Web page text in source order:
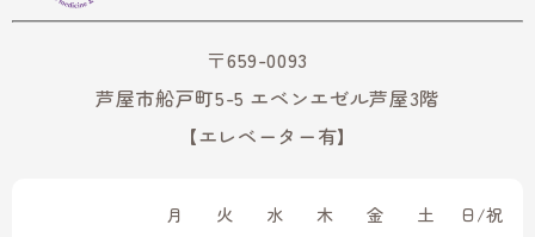
〒659-0093
芦屋市船戸町5-5 エベンエゼル芦屋3階
【エレベーター有】
月 火 水 木 金 土 日/祝